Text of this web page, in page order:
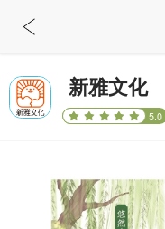
新雅文化
5.0